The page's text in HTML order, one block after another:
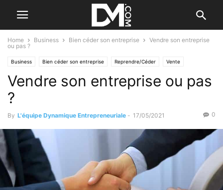
Home Business Bien céder son entreprise
Vendre son entreprise
ou pas ?
Business Bien céder son entreprise Reprendre/Céder Vente
Vendre son entreprise ou pas
?
By L'équipe Dynamique Entrepreneuriale - 17/05/2021 0